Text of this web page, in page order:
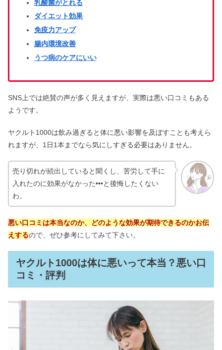
にがりは体に悪い？副作用の危険性や
口コミ｜化粧水や風呂の効果は？
さんで似合わない人は？
乳酸菌がとれる
ダイエット効果
免疫力アップ
腸内環境改善
うつ病のケアにいい
SNS上では絶賛の声が多く見えますが、実際は悪い口コミもある
ようです。
ヤクルト1000は飲み過ぎると体に悪い影響を及ぼすことも考えら
れますが、1日1本までなら気にしすぎる必要はありません。
売り切れが続出していると聞くし、苦労して手に
入れたのに効果がなかった•••と後悔したくない
わ。
悪い口コミは本当なのか、どのような効果が期待できるのかお伝
えするので、ぜひ参考にしてみて下さい。
ヤクルト1000は体に悪いって本当？悪い口
コミ・評判